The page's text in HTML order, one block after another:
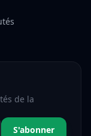
de la
S'abonner